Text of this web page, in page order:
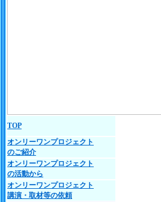
TOP
オンリーワンプロジェクト
のご紹介
オンリーワンプロジェクト
の活動から
オンリーワンプロジェクト
講演・取材等の依頼